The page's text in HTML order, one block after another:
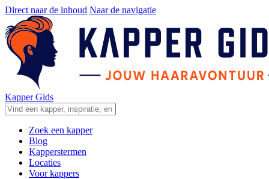
Direct naar de inhoud Naar de navigatie
Kapper Gids
Zoek een kapper
Blog
Kapperstermen
Locaties
Voor kappers